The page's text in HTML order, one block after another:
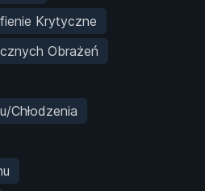
Krytyczne
Obrażeń
Chłodzenia